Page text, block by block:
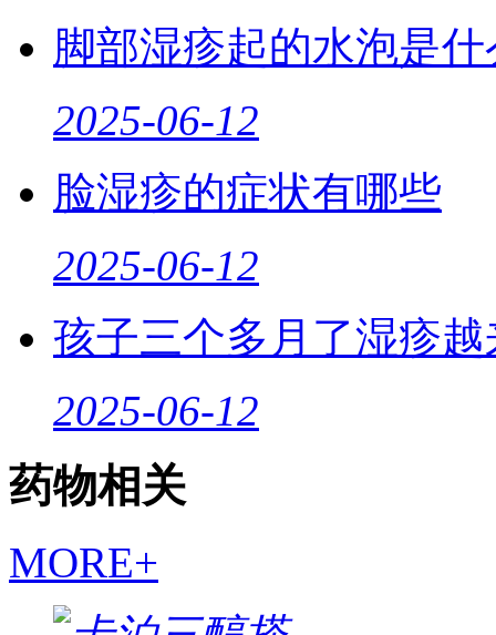
脚部湿疹起的水泡是
2025-06-12
脸湿疹的症状有哪些
2025-06-12
孩子三个多月了湿疹
2025-06-12
药物相关
MORE+